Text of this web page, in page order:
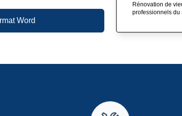
Word
Rénovation de
professionnels du